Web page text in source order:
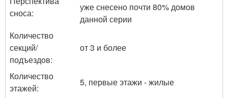
сноса:
уже снесено почти 80% домов
данной серии
Количество
секций/
подъездов:
от 3 и более
Количество
этажей:
5, первые этажи - жилые